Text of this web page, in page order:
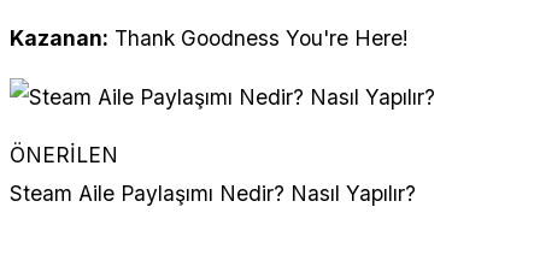
Kazanan: Thank Goodness You're Here!
ÖNERİLEN
Steam Aile Paylaşımı Nedir? Nasıl Yapılır?